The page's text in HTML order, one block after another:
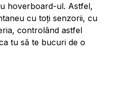
hoverboard-ul. Astfel,
cu toți senzorii, cu
controlând astfel
tu să te bucuri de o